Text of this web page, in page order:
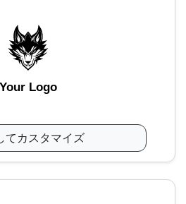
Your Logo
てカスタマイズ